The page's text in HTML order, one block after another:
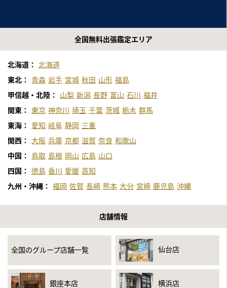
全国無料出張鑑定エリア
北海道： 北海道
東北： 青森 岩手 宮城 秋田 山形 福島
甲信越・北陸：
山梨 新潟 長野 富山 石川 福井
関東：
東京 神奈川 埼玉 千葉 茨城 栃木 群馬
東海：
愛知 岐阜 静岡 三重
関西： 大阪 兵庫 京都 滋賀 奈良 和歌山
中国：
鳥取 島根 岡山 広島 山口
四国： 徳島 香川 愛媛 高知
九州・沖縄： 福岡 佐賀 長崎 熊本 大分 宮崎 鹿児島 沖縄
店舗情報
全国のグループ店舗一覧 仙台店
銀座本店 横浜店